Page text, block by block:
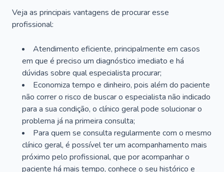
Veja as principais vantagens de procurar esse
profissional:
Atendimento eficiente, principalmente em casos
em que é preciso um diagnóstico imediato e há
dúvidas sobre qual especialista procurar;
Economiza tempo e dinheiro, pois além do paciente
não correr o risco de buscar o especialista não indicado
para a sua condição, o clínico geral pode solucionar o
problema já na primeira consulta;
Para quem se consulta regularmente com o mesmo
clínico geral, é possível ter um acompanhamento mais
próximo pelo profissional, que por acompanhar o
paciente há mais tempo, conhece o seu histórico e